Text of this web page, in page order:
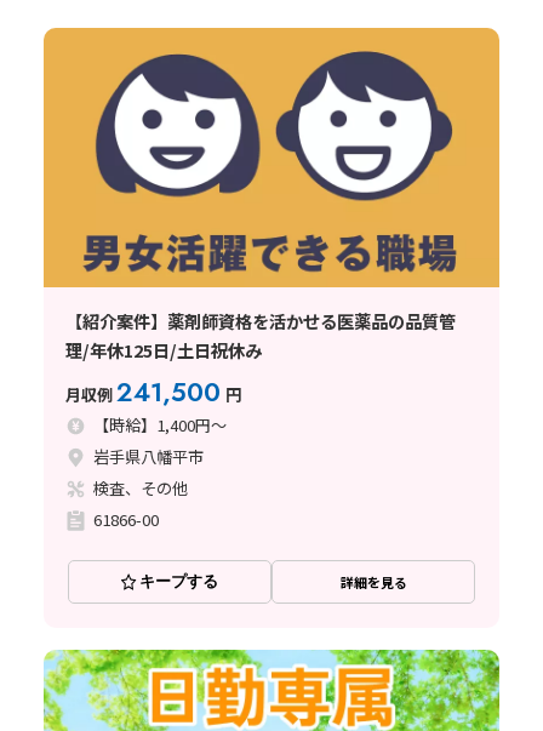
【紹介案件】薬剤師資格を活かせる医薬品の品質管
理/年休125日/土日祝休み
月収例241,500 円
【時給】1,400円～
岩手県八幡平市
検査、その他
61866-00
キープする 詳細を見る